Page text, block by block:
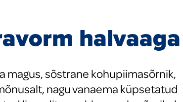
halvaaga
magus, sõstrane kohupiimasõrnik,
nagu vanaema küpsetatud